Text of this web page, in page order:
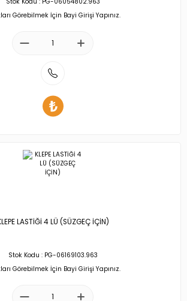
Görebilmek İçin Bayi Girişi Yapınız.
LASTİĞİ 4 LÜ (SÜZGEÇ İÇİN)
Stok Kodu : PG-06169103.963
Görebilmek İçin Bayi Girişi Yapınız.